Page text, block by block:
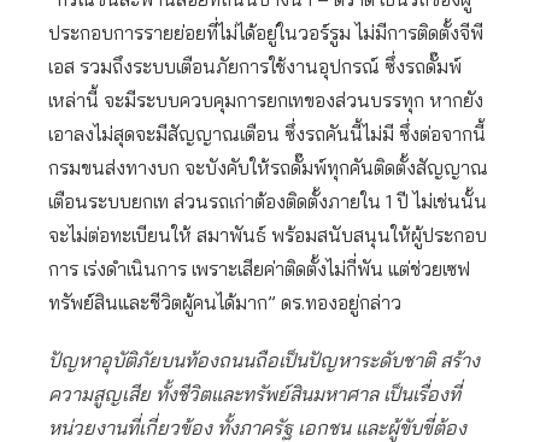
ประกอบการรายย่อยที่ไม่ได้อยู่ในวอร์รูม ไม่มีการติดตั้งจีพี
เอส รวมถึงระบบเตือนภัยการใช้งานอุปกรณ์ ซึ่งรถดั๊มพ์
เหล่านี้ จะมีระบบควบคุมการยกเทของส่วนบรรทุก หากยัง
เอาลงไม่สุดจะมีสัญญาณเตือน ซึ่งรถคันนี้ไม่มี ซึ่งต่อจากนี้
กรมขนส่งทางบก จะบังคับให้รถดั๊มพ์ทุกคันติดตั้งสัญญาณ
เตือนระบบยกเท ส่วนรถเก่าต้องติดตั้งภายใน 1 ปี ไม่เช่นนั้น
จะไม่ต่อทะเบียนให้ สมาพันธ์ พร้อมสนับสนุนให้ผู้ประกอบ
การ เร่งดำเนินการ เพราะเสียค่าติดตั้งไม่กี่พัน แต่ช่วยเซฟ
ทรัพย์สินและชีวิตผู้คนได้มาก” ดร.ทองอยู่กล่าว
ปัญหาอุบัติภัยบนท้องถนนถือเป็นปัญหาระดับชาติ สร้าง
ความสูญเสีย ทั้งชีวิตและทรัพย์สินมหาศาล เป็นเรื่องที่
หน่วยงานที่เกี่ยวข้อง ทั้งภาครัฐ เอกชน และผู้ขับขี่ต้อง